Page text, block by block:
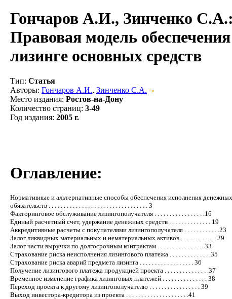
Гончаров А.И., Зинченко С.А.:
Правовая модель
лизинге основных средств
Тип: Статья
Авторы: Гончаров А.И., Зинченко С.А.
Место издания: Ростов-на-Дону
Количество страниц: 3-49
Год издания: 2005 г.
Оглавление:
Нормативные и альтернативные способы обеспечения исполнения денежных
обязательств . . . . . . . . . . . . . . . . . . . . . . . . . . . . . . . . . 3
Факторинговое обслуживание лизингополучателя . . . . . . . . . . . . . . . . .16
Единый расчетный счет, удержание денежных средств . . . . . . . . . . . . . . 19
Аккредитивные расчеты с покупателями лизингополучателя . . . . . . . . . . . .23
Залог ликвидных материальных и нематериальных активов . . . . . . . . . . . . 29
Залог части выручки по долгосрочным контрактам . . . . . . . . . . . . . . . .33
Страхование риска неисполнения лизингового платежа . . . . . . . . . . . . . .35
Страхование риска аварий предмета лизинга . . . . . . . . . . . . . . . . . . 36
Получение лизингового платежа продукцией проекта . . . . . . . . . . . . . . .37
Временное изменение графика лизинговых платежей . . . . . . . . . . . . . . . 38
Переход проекта к другому лизингополучателю . . . . . . . . . . . . . . . . . 39
Выход инвестора-кредитора из проекта . . . . . . . . . . . . . . . . . . . . .41